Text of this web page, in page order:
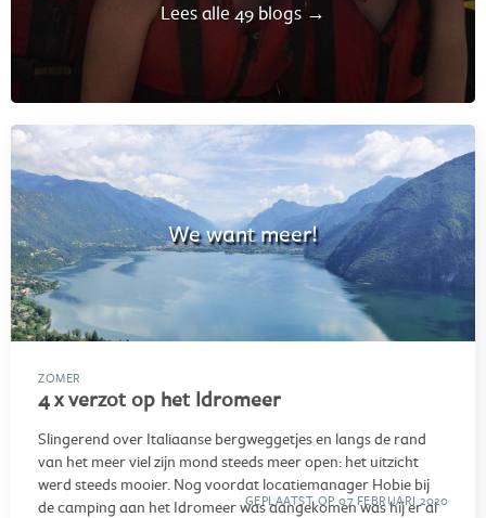
Lees alle 49 blogs →
We want meer!
ZOMER
4 x verzot op het Idromeer
Slingerend over Italiaanse bergweggetjes en langs de rand
van het meer viel zijn mond steeds meer open: het uitzicht
werd steeds mooier. Nog voordat locatiemanager Hobie bij
de camping aan het Idromeer was aangekomen was hij er al
GEPLAATST OP 07 FEBRUARI 2020